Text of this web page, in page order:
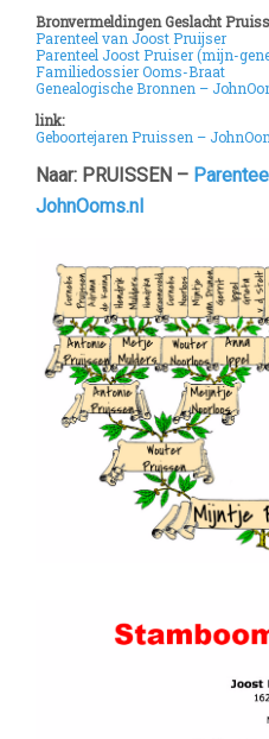
Bronvermeldingen Geslacht
Parenteel van Joost Pruijser
Parenteel Joost Pruiser (mijn-
Familiedossier Ooms-Braat
Genealogische Bronnen –
link:
Geboortejaren Pruissen –
Naar: PRUISSEN –
JohnOoms.nl